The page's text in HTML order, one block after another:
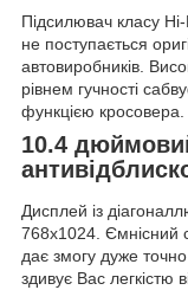
Підсилювач класу Hi-
не поступається
автовиробників.
рівнем гучності
функцією кросовера.
10.4
Дисплей із
768x1024. Ємнісний
дає змогу дуже
здивує Вас легкістю